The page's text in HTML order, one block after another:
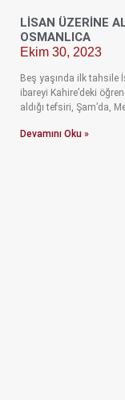
LİSAN ÜZERİNE
OSMANLICA
Ekim 30, 2023
Beş yaşında ilk tahsile
ibareyi Kahire’deki
aldığı tefsiri, Şam’da,
Devamını Oku »